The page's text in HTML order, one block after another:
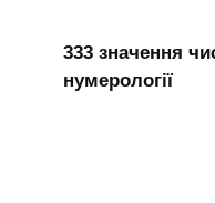
333 значення
нумерології